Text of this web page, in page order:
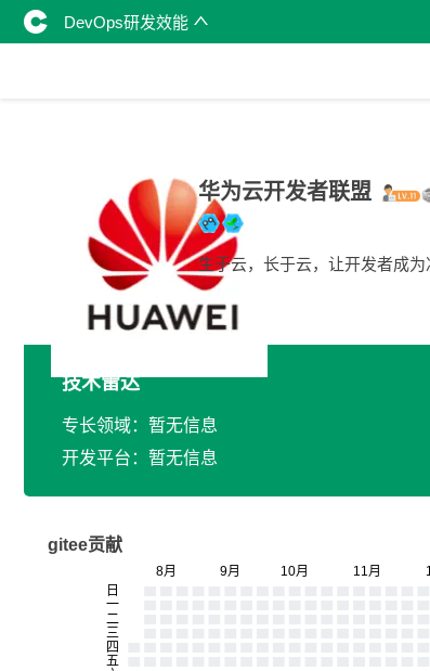
DevOps研发效能
华为云开发者联盟
生于云，长于云，让开发者成
技术雷达
专长领域：暂无信息
开发平台：暂无信息
gitee贡献